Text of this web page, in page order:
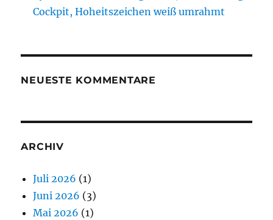
Cockpit, Hoheitszeichen weiß umrahmt
NEUESTE KOMMENTARE
ARCHIV
Juli 2026 (1)
Juni 2026 (3)
Mai 2026 (1)